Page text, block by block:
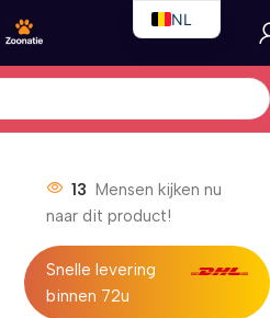
13 Mensen kijken nu
naar dit product!
Snelle levering
binnen 72u
NL